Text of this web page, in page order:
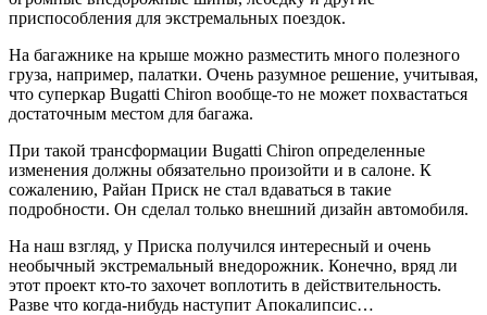
приспособления для экстремальных поездок.
На багажнике на крыше можно разместить много полезного
груза, например, палатки. Очень разумное решение, учитывая,
что суперкар Bugatti Chiron вообще-то не может похвастаться
достаточным местом для багажа.
При такой трансформации Bugatti Chiron определенные
изменения должны обязательно произойти и в салоне. К
сожалению, Райан Приск не стал вдаваться в такие
подробности. Он сделал только внешний дизайн автомобиля.
На наш взгляд, у Приска получился интересный и очень
необычный экстремальный внедорожник. Конечно, вряд ли
этот проект кто-то захочет воплотить в действительность.
Разве что когда-нибудь наступит Апокалипсис…